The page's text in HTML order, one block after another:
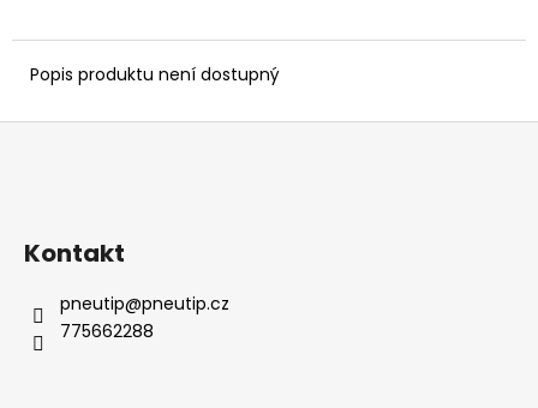
Popis produktu není dostupný
Z
Kontakt
pneutip@pneutip.cz
775662288